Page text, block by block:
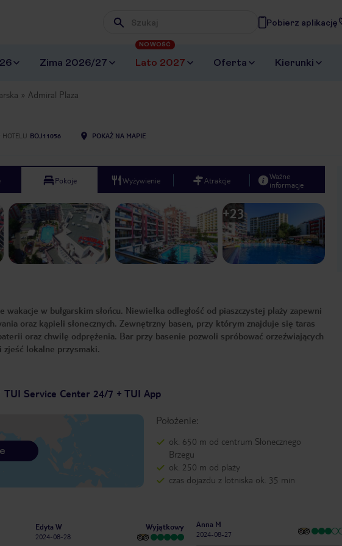
Wpisz frazę, której szukasz
Pobierz aplikację
Zima 2026/27 Lato 2027
NOWOŚĆ
Oferta Kierunki
Admiral Plaza
HOTELU BOJ11056 POKAŻ NA MAPIE
Pokoje Wyżywienie Atrakcje
Ważne
informacje
Next slide
1/29
+23
w bułgarskim słońcu. Niewielka odległość od piaszczystej plaży zapewni
oraz kąpieli słonecznych. Zewnętrzny basen, przy którym znajduje się taras
oraz chwilę odprężenia. Bar przy basenie pozwoli spróbować orzeźwiających
lokalne przysmaki.
TUI Service Center 24/7 + TUI App
Położenie:
ok. 650 m od centrum Słonecznego
Brzegu
ok. 250 m od plaży
czas dojazdu z lotniska ok. 35 min
Edyta W
2024-08-28
Wyjątkowy
Anna M
2024-08-27